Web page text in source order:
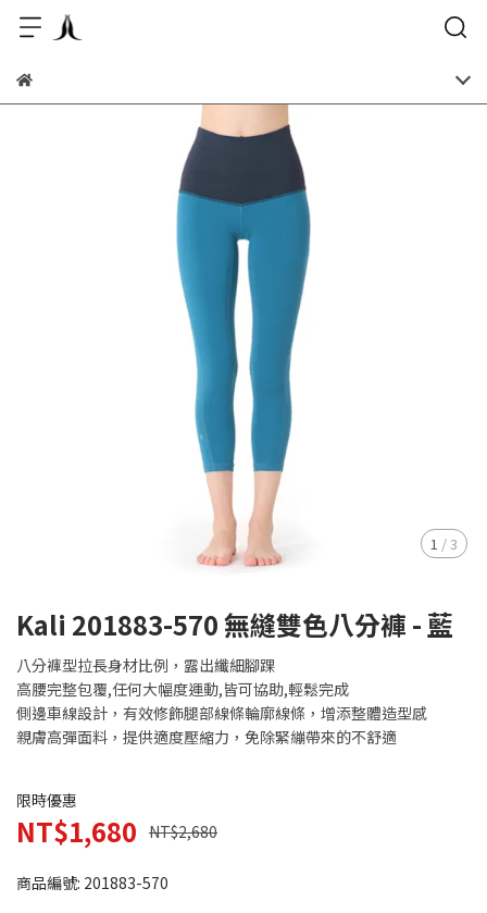
1 /3
Kali 201883-570 無縫雙色八分褲 - 藍
八分褲型拉長身材比例，露出纖細腳踝
高腰完整包覆,任何大幅度運動,皆可協助,輕鬆完成
側邊車線設計，有效修飾腿部線條輪廓線條，增添整體造型感
親膚高彈面料，提供適度壓縮力，免除緊繃帶來的不舒適
限時優惠
NT$1,680 NT$2,680
商品編號: 201883-570